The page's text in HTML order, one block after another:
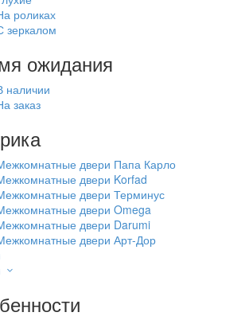
роликах
зеркалом
ожидания
наличии
заказ
двери Папа Карло
двери Korfad
двери Терминус
двери Omega
двери Darumi
двери Арт-Дор